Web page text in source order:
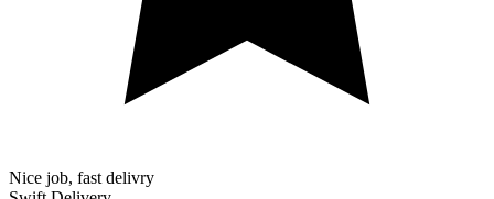
Nice job, fast delivry